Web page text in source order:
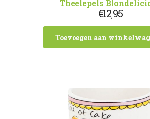
Theelepels
€12,95
Toevoegen aan